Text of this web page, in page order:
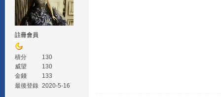
註冊會員
積分
130
威望
130
金錢
133
最後登錄 2020-5-16